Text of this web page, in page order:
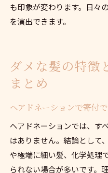
も印象が変わります。日々
を演出できます。
ダメな髪の特徴
まとめ
ヘアドネーションで寄付
ヘアドネーションでは、す
はありません。結論として
や極端に細い髪、化学処理
られない場合が多いです。